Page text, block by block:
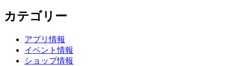
カテゴリー
アプリ情報
イベント情報
ショップ情報